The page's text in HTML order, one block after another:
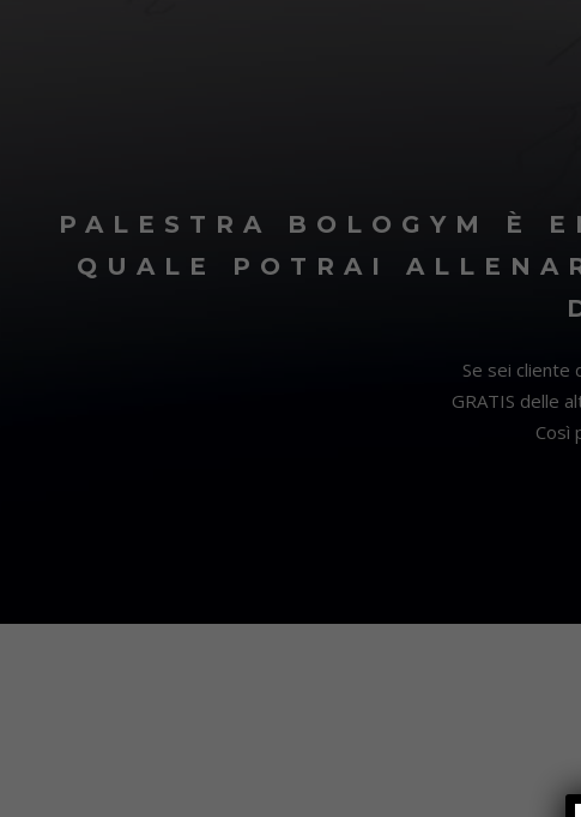
PALESTRA BOLOGYM È
QUALE POTRAI
Se sei cliente
GRATIS delle
Così